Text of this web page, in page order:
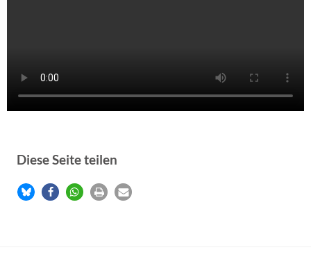
Diese Seite teilen